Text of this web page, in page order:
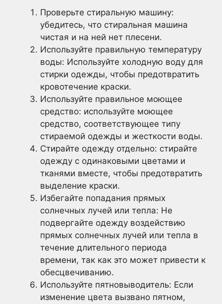
Проверьте стиральную машину:
убедитесь, что стиральная машина
чистая и на ней нет плесени.
Используйте правильную температуру
воды: Используйте холодную воду для
стирки одежды, чтобы предотвратить
кровотечение краски.
Используйте правильное моющее
средство: используйте моющее
средство, соответствующее типу
стираемой одежды и жесткости воды.
Стирайте одежду отдельно: стирайте
одежду с одинаковыми цветами и
тканями вместе, чтобы предотвратить
выделение краски.
Избегайте попадания прямых
солнечных лучей или тепла: Не
подвергайте одежду воздействию
прямых солнечных лучей или тепла в
течение длительного периода
времени, так как это может привести к
обесцвечиванию.
Используйте пятновыводитель: Если
изменение цвета вызвано пятном,